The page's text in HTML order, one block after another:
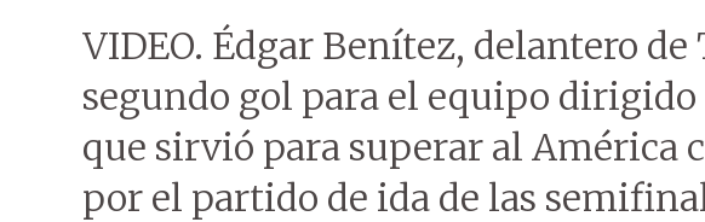
VIDEO. Édgar Benítez, delantero de
segundo gol para el equipo dirigido
que sirvió para superar al América
por el partido de ida de las